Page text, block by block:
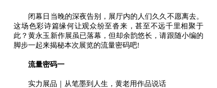
闭幕日当晚的深夜告别，展厅内的人们久久不愿离去。
这场色彩诗篇缘何让观众纷至沓来，甚至不远千里相聚于
此？黄永玉新作展虽已落幕，但却余韵悠长，请跟随小编的
脚步一起来揭秘本次展览的流量密码吧!
流量密码一
实力展品｜从笔墨到人生，黄老用作品说话